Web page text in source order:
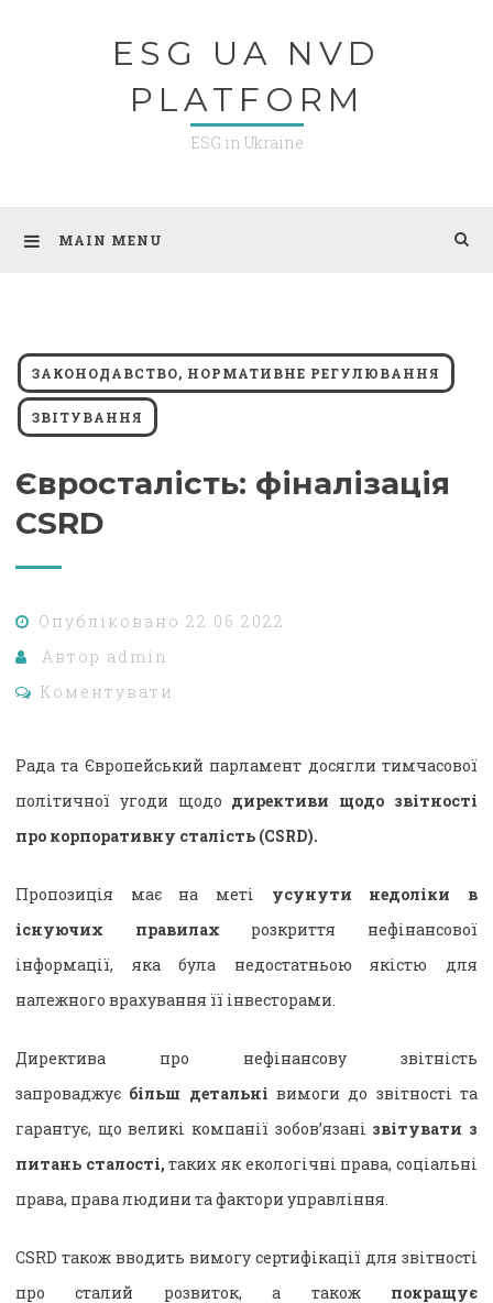
ESG UA NVD
PLATFORM
ESG in Ukraine
MAIN MENU
ЗАКОНОДАВСТВО, НОРМАТИВНЕ РЕГУЛЮВАННЯ
ЗВІТУВАННЯ
Євросталість: фіналізація
CSRD
Опубліковано 22.06.2022
Автор admin.
Коментувати
Рада та Європейський парламент досягли тимчасової
політичної угоди щодо директиви щодо звітності
про корпоративну сталість (CSRD).
Пропозиція має на меті усунути недоліки в
існуючих правилах розкриття нефінансової
інформації, яка була недостатньою якістю для
належного врахування її інвесторами.
Директива про нефінансову звітність
запроваджує більш детальні вимоги до звітності та
гарантує, що великі компанії зобов’язані звітувати з
питань сталості, таких як екологічні права, соціальні
права, права людини та фактори управління.
CSRD також вводить вимогу сертифікації для звітності
про сталий розвиток, а також покращує